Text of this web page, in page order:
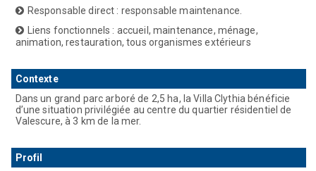
Responsable direct : responsable maintenance.
Liens fonctionnels : accueil, maintenance, ménage,
animation, restauration, tous organismes extérieurs
Contexte
Dans un grand parc arboré de 2,5 ha, la Villa Clythia bénéficie
d’une situation privilégiée au centre du quartier résidentiel de
Valescure, à 3 km de la mer.
Profil